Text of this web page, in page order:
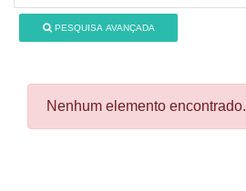
PESQUISA AVANÇADA
Nenhum elemento encontrado.